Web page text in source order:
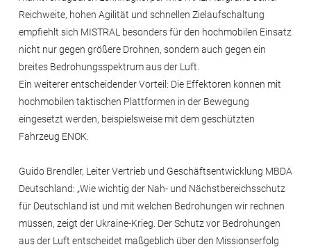
Reichweite, hohen Agilität und schnellen Zielaufschaltung
empfiehlt sich MISTRAL besonders für den hochmobilen Einsatz
nicht nur gegen größere Drohnen, sondern auch gegen ein
breites Bedrohungsspektrum aus der Luft.
Ein weiterer entscheidender Vorteil: Die Effektoren können mit
hochmobilen taktischen Plattformen in der Bewegung
eingesetzt werden, beispielsweise mit dem geschützten
Fahrzeug ENOK.
Guido Brendler, Leiter Vertrieb und Geschäftsentwicklung MBDA
Deutschland: „Wie wichtig der Nah- und Nächstbereichsschutz
für Deutschland ist und mit welchen Bedrohungen wir rechnen
müssen, zeigt der Ukraine-Krieg. Der Schutz vor Bedrohungen
aus der Luft entscheidet maßgeblich über den Missionserfolg